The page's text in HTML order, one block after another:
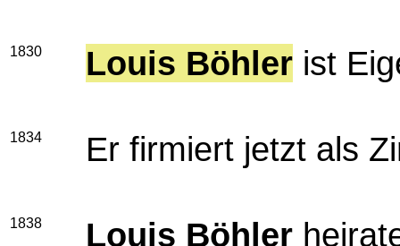
1830 Louis Böhler ist
1834 Er firmiert jetzt als
1838 Louis Böhler